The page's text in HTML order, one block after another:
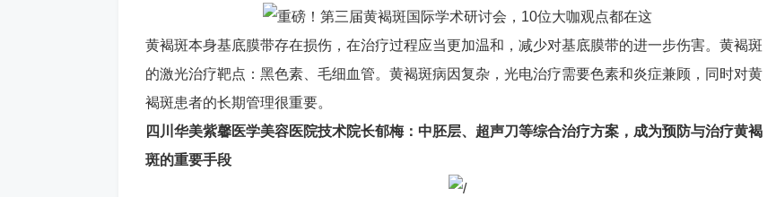
黄褐斑本身基底膜带存在损伤，在治疗过程应当更加温和，减少对基底膜带的进一步伤害。黄褐斑
的激光治疗靶点：黑色素、毛细血管。黄褐斑病因复杂，光电治疗需要色素和炎症兼顾，同时对黄
褐斑患者的长期管理很重要。
四川华美紫馨医学美容医院技术院长郁梅：中胚层、超声刀等综合治疗方案，成为预防与治疗黄褐
斑的重要手段